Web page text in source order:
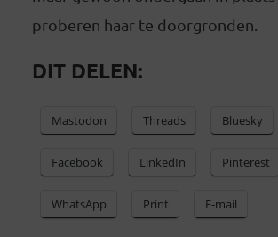
proberen haar te doorgronden.
DIT DELEN:
Mastodon Threads Bluesky
Facebook LinkedIn Pinterest
WhatsApp Print E-mail